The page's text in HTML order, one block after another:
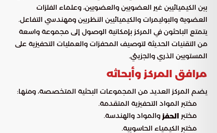
بين الكيميائيين غير العضويين والعضويين، وعلماء الفلزات
العضوية والبوليمرات والكيميائيين النظريين ومهندسي التفاعل.
يتمتع الباحثون في المركز بإمكانية الوصول إلى مجموعة واسعة
من التقنيات الحديثة لتوصيف المحفزات والعمليات التحفيزية على
المستويين الذري والجزيئي.
مرافق المركز وأبحاثه
يضم المركز العديد من المجموعات البحثية المتخصصة، ومنها:
مختبر المواد التحفيزية المتقدمة.
مختبر الحفز والمواد والهندسة.
مختبر الكيمياء الحاسوبية.